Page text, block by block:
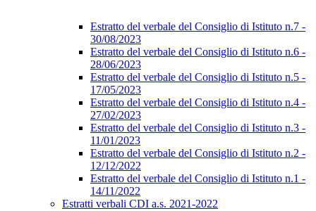
Estratto del verbale del Consiglio di Istituto n.7 -
30/08/2023
Estratto del verbale del Consiglio di Istituto n.6 -
28/06/2023
Estratto del verbale del Consiglio di Istituto n.5 -
17/05/2023
Estratto del verbale del Consiglio di Istituto n.4 -
27/02/2023
Estratto del verbale del Consiglio di Istituto n.3 -
11/01/2023
Estratto del verbale del Consiglio di Istituto n.2 -
12/12/2022
Estratto del verbale del Consiglio di Istituto n.1 -
14/11/2022
Estratti verbali CDI a.s. 2021-2022